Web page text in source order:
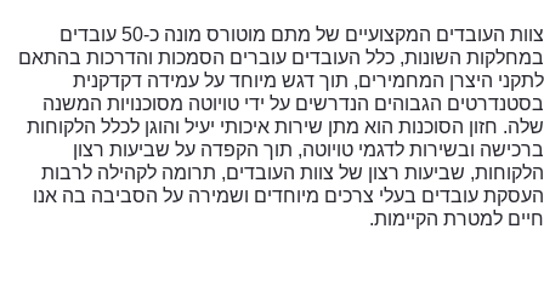
צוות העובדים המקצועיים של מתם מוטורס מונה כ-50 עובדים
במחלקות השונות, כלל העובדים עוברים הסמכות והדרכות בהתאם
לתקני היצרן המחמירים, תוך דגש מיוחד על עמידה דקדקנית
בסטנדרטים הגבוהים הנדרשים על ידי טויוטה מסוכנויות המשנה
שלה. חזון הסוכנות הוא מתן שירות איכותי יעיל והוגן לכלל הלקוחות
ברכישה ובשירות לדגמי טויוטה, תוך הקפדה על שביעות רצון
הלקוחות, שביעות רצון של צוות העובדים, תרומה לקהילה לרבות
העסקת עובדים בעלי צרכים מיוחדים ושמירה על הסביבה בה אנו
חיים למטרת הקיימות.